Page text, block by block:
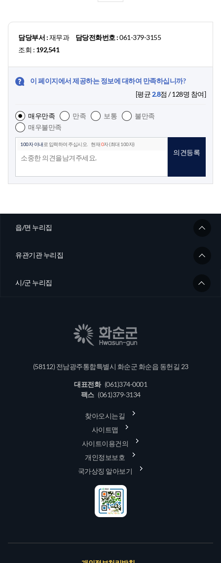
담당부서 :재무과 담당전화번호 :061-379-3155
조회 : 192,541
이 페이지에서 제공하는 정보에 대하여 만족하십니까?
[평균 2.8점 /128명 참여]
매우만족 만족 보통
불만족
매우불만족
100자 이내로 입력하여 주십시오. 현재0자 (최대 100자)
의견등록
읍/면 누리집
유관기관 누리집
시/군 누리집
(58112) 전남광주통합특별시 화순군 화순읍 동헌길 23
대표전화 (061)374-0001
팩스 (061)379-3134
찾아오시는길
사이트맵
사이트이용건의
개인정보보호
국가상징 알아보기